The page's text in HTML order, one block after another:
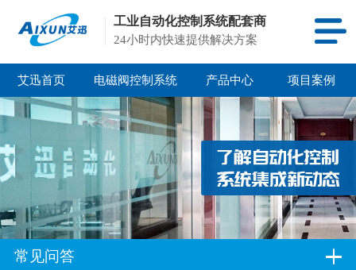
工业自动化控制系统配套商
24小时内快速提供解决方案
艾迅首页 电磁阀控制系统 产品中心 项目案例
常见问答